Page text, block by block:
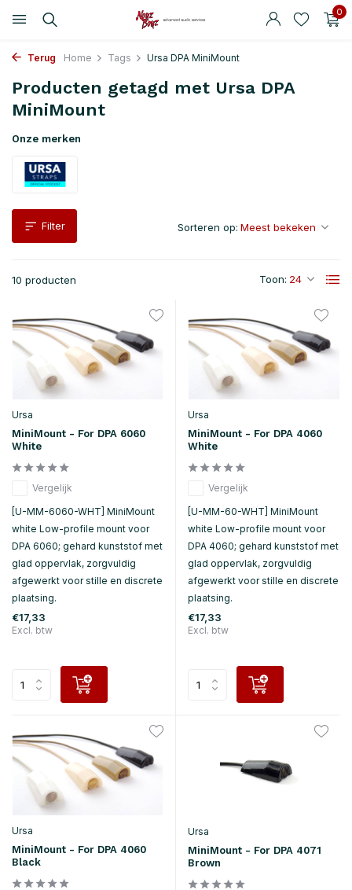
0
Terug Home Tags Ursa DPA MiniMount
Producten getagd met Ursa DPA
MiniMount
Onze merken
Filter
10 producten Toon:
Sorteren op:
Ursa
MiniMount - For DPA 6060
White
Vergelijk
[U-MM-6060-WHT] MiniMount
white Low-profile mount voor
DPA 6060; gehard kunststof met
glad oppervlak, zorgvuldig
afgewerkt voor stille en discrete
plaatsing.
€17,33
Excl. btw
Ursa
MiniMount - For DPA 4060
White
Vergelijk
[U-MM-60-WHT] MiniMount
white Low-profile mount voor
DPA 4060; gehard kunststof met
glad oppervlak, zorgvuldig
afgewerkt voor stille en discrete
plaatsing.
€17,33
Excl. btw
Ursa
MiniMount - For DPA 4060
Black
Ursa
MiniMount - For DPA 4071
Brown